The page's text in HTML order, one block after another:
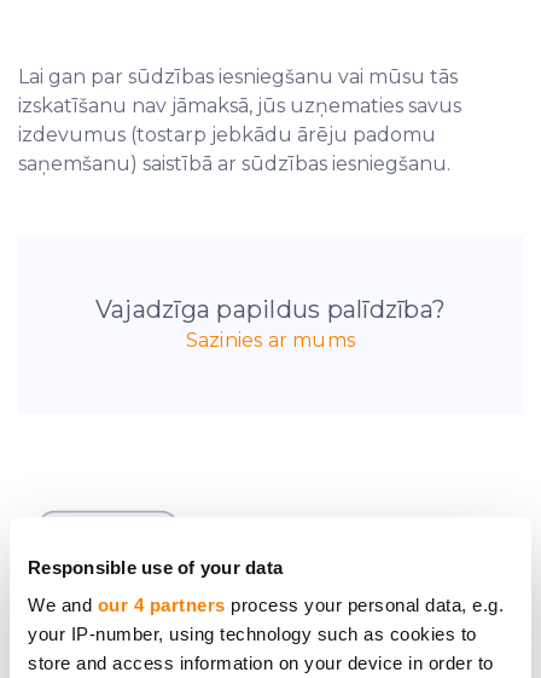
Responsible use of your data
We and our 4 partners process your personal data, e.g.
your IP-number, using technology such as cookies to
store and access information on your device in order to
Lai gan par sūdzības iesniegšanu vai mūsu tās
izskatīšanu nav jāmaksā, jūs uzņematies savus
izdevumus (tostarp jebkādu ārēju padomu
saņemšanu) saistībā ar sūdzības iesniegšanu.
Vajadzīga papildus palīdzība?
Sazinies ar mums
jaunumus par
investīciju projektiem